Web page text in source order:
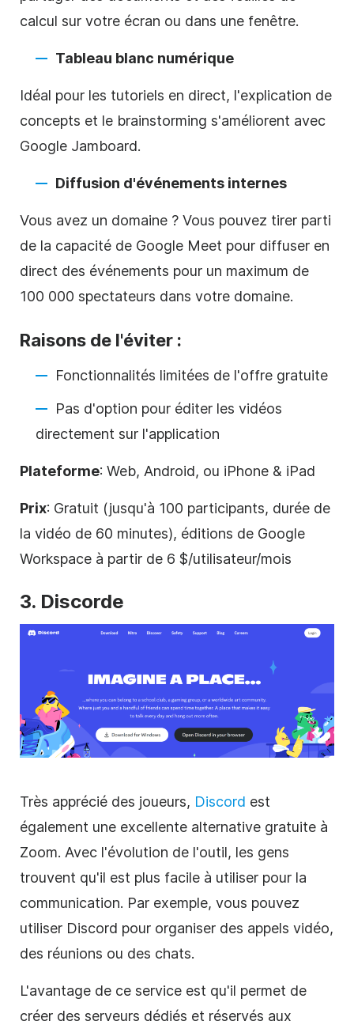
calcul sur votre écran ou dans une fenêtre.
Tableau blanc numérique
Idéal pour les tutoriels en direct, l'explication de
concepts et le brainstorming s'améliorent avec
Google Jamboard.
Diffusion d'événements internes
Vous avez un domaine ? Vous pouvez tirer parti
de la capacité de Google Meet pour diffuser en
direct des événements pour un maximum de
100 000 spectateurs dans votre domaine.
Raisons de l'éviter :
Fonctionnalités limitées de l'offre gratuite
Pas d'option pour éditer les vidéos
directement sur l'application
Plateforme: Web, Android, ou iPhone & iPad
Prix: Gratuit (jusqu'à 100 participants, durée de
la vidéo de 60 minutes), éditions de Google
Workspace à partir de 6 $/utilisateur/mois
3. Discorde
Très apprécié des joueurs, Discord est
également une excellente alternative gratuite à
Zoom. Avec l'évolution de l'outil, les gens
trouvent qu'il est plus facile à utiliser pour la
communication. Par exemple, vous pouvez
utiliser Discord pour organiser des appels vidéo,
des réunions ou des chats.
L'avantage de ce service est qu'il permet de
créer des serveurs dédiés et réservés aux